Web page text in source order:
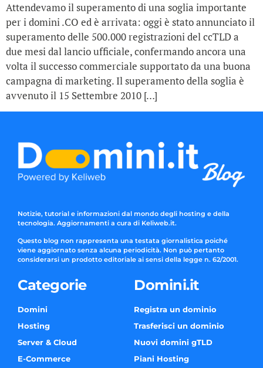
Attendevamo il superamento di una soglia importante
per i domini .CO ed è arrivata: oggi è stato annunciato il
superamento delle 500.000 registrazioni del ccTLD a
due mesi dal lancio ufficiale, confermando ancora una
volta il successo commerciale supportato da una buona
campagna di marketing. Il superamento della soglia è
avvenuto il 15 Settembre 2010 […]
Notizie, tutorial e informazioni dal mondo degli hosting e della
tecnologia. Aggiornamenti a cura di Keliweb.it.
Questo blog non rappresenta una testata giornalistica poiché
viene aggiornato senza alcuna periodicità. Non può pertanto
considerarsi un prodotto editoriale ai sensi della legge n. 62/2001.
Categorie
Domini
Hosting
Server & Cloud
E-Commerce
Domini.it
Registra un dominio
Trasferisci un dominio
Nuovi domini gTLD
Piani Hosting